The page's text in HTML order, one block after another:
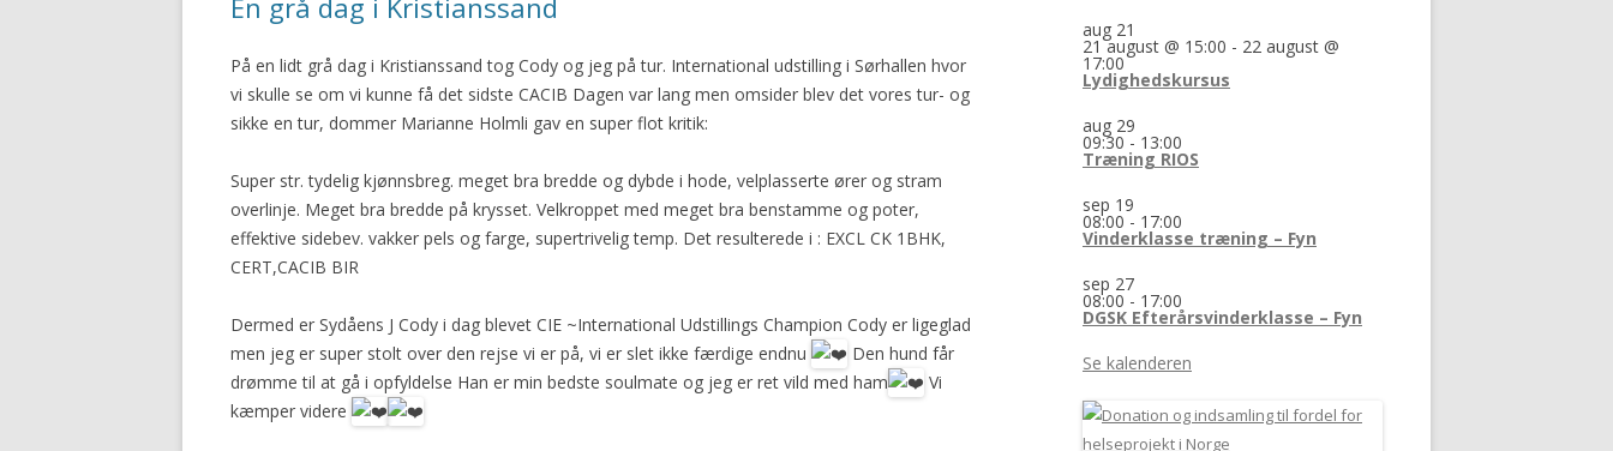
DGSK’S OG DKK’S
AVLSANBEFALINGER
MÆRKEDAGE
NEKROLOGER
KONTOINFORMATIONER OG
MOBILEPAY
GENERALFORSAMLINGER
REFERATER FRA
En grå dag i Kristianssand
På en lidt grå dag i Kristianssand tog Cody og jeg på tur. International udstilling i Sørhallen hvor
vi skulle se om vi kunne få det sidste CACIB Dagen var lang men omsider blev det vores tur- og
sikke en tur, dommer Marianne Holmli gav en super flot kritik:
Super str. tydelig kjønnsbreg. meget bra bredde og dybde i hode, velplasserte ører og stram
overlinje. Meget bra bredde på krysset. Velkroppet med meget bra benstamme og poter,
effektive sidebev. vakker pels og farge, supertrivelig temp. Det resulterede i : EXCL CK 1BHK,
CERT,CACIB BIR
Dermed er Sydåens J Cody i dag blevet CIE ~International Udstillings Champion Cody er ligeglad
men jeg er super stolt over den rejse vi er på, vi er slet ikke færdige endnu
Den hund får
drømme til at gå i opfyldelse Han er min bedste soulmate og jeg er ret vild med ham
Vi
kæmper videre
aug 21
21 august @ 15:00 - 22 august @
17:00
Lydighedskursus
aug 29
09:30 - 13:00
Træning RIOS
sep 19
08:00 - 17:00
Vinderklasse træning – Fyn
sep 27
08:00 - 17:00
DGSK Efterårsvinderklasse – Fyn
Se kalenderen